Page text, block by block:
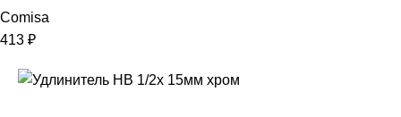
Comisa
413 ₽